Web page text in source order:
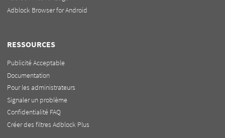
Adblock Browser for Android
RESSOURCES
Publicité Acceptable
Documentation
Pour les administrateurs
Signaler un problème
Confidentialité FAQ
Créer des filtres Adblock Plus